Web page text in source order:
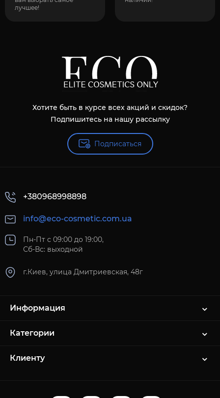
лучшее!
Хотите быть в курсе всех акций и скидок?
Подпишитесь на нашу рассылку
Подписаться
+380968998898
info@eco-cosmetic.com.ua
Пн-Пт с 09:00 до 19:00,
Сб-Вс: выходной
г.Киев, улица Дмитриевская, 48г
Информация
Категории
Клиенту